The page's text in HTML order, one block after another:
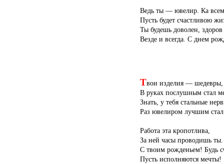
Ведь ты — ювелир. Ка всем
Пусть будет счастливою
Ты будешь доволен,
Везде и всегда. С днем
Твои изделия — шедевры,
В руках послушным стал
Знать, у тебя стальные
Раз ювелиром лучшим стал.
Работа эта кропотлива,
За ней часы проводишь ты.
С твоим рожденьем! Будь
Пусть исполняются мечты!